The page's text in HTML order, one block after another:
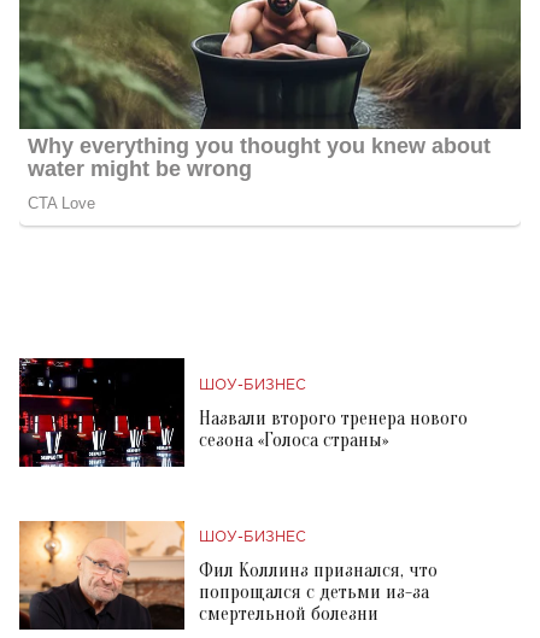
ШОУ-БИЗНЕС
Назвали второго тренера нового
сезона «Голоса страны»
ШОУ-БИЗНЕС
Фил Коллинз признался, что
попрощался с детьми из-за
смертельной болезни